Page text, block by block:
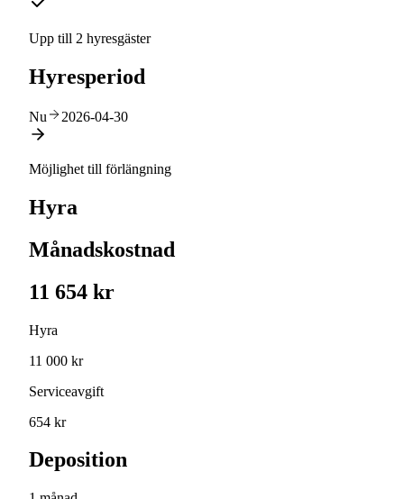
Upp till 2 hyresgäster
Hyresperiod
Nu 2026-04-30
Möjlighet till förlängning
Hyra
Månadskostnad
11 654 kr
Hyra
11 000 kr
Serviceavgift
654 kr
Deposition